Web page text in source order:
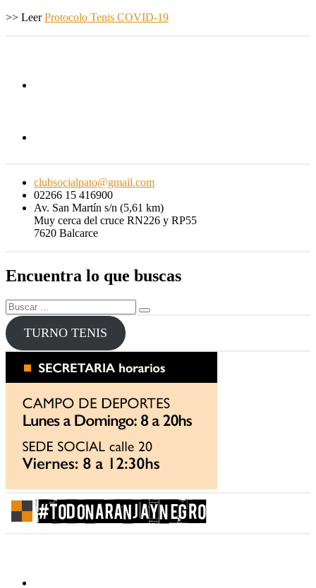
>> LeerProtocolo Tenis COVID-19
clubsocialpato@gmail.com
02266 15 416900
Av. San Martín s/n (5,61 km)
Muy cerca del cruce RN226 y RP55
7620 Balcarce
Encuentra lo que buscas
Buscar
por:
Buscar
TURNO TENIS